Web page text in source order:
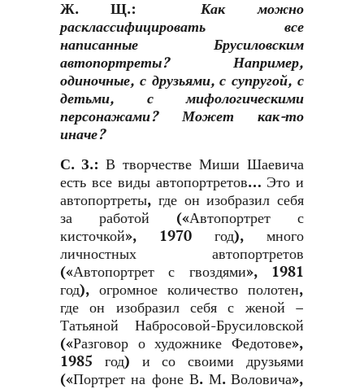
Ж. Щ.:
Как можно
расклассифицировать все
написанные Брусиловским
автопортреты? Например,
одиночные, с друзьями, с супругой, с
детьми, с мифологическими
персонажами? Может как-то
иначе?
С. З.: В творчестве Миши Шаевича
есть все виды автопортретов… Это и
автопортреты, где он изобразил себя
за работой («Автопортрет с
кисточкой», 1970 год), много
личностных автопортретов
(«Автопортрет с гвоздями», 1981
год), огромное количество полотен,
где он изобразил себя с женой –
Татьяной Набросовой-Брусиловской
(«Разговор о художнике Федотове»,
1985 год) и со своими друзьями
(«Портрет на фоне В. М. Воловича»,